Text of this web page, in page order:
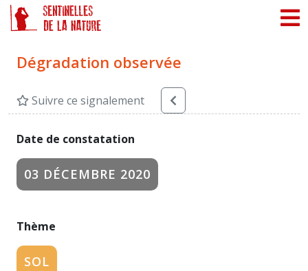
Dégradation observée
Suivre ce signalement
Date de constatation
03 DÉCEMBRE 2020
Thème
SOL
Panneau de gestion des cookies